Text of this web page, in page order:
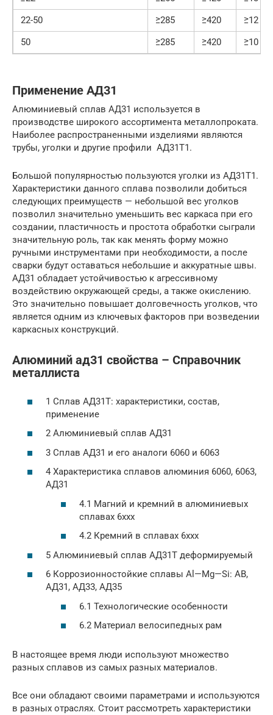
22-50
≥285 ≥420
≥12
50
≥285 ≥420 ≥10
Применение АД31
Алюминиевый сплав АД31 используется в
производстве широкого ассортимента металлопроката.
Наиболее распространенными изделиями являются
трубы, уголки и другие профили АД31Т1.
Большой популярностью пользуются уголки из АД31Т1.
Характеристики данного сплава позволили добиться
следующих преимуществ — небольшой вес уголков
позволил значительно уменьшить вес каркаса при его
создании, пластичность и простота обработки сыграли
значительную роль, так как менять форму можно
ручными инструментами при необходимости, а после
сварки будут оставаться небольшие и аккуратные швы.
АД31 обладает устойчивостью к агрессивному
воздействию окружающей среды, а также окислению.
Это значительно повышает долговечность уголков, что
является одним из ключевых факторов при возведении
каркасных конструкций.
Алюминий ад31 свойства – Справочник
металлиста
1 Сплав АД31Т: характеристики, состав,
применение
2 Алюминиевый сплав АД31
3 Сплав АД31 и его аналоги 6060 и 6063
4 Характеристика сплавов алюминия 6060, 6063,
АД31
4.1 Магний и кремний в алюминиевых
сплавах 6ххх
4.2 Кремний в сплавах 6ххх
5 Алюминиевый сплав АД31Т деформируемый
6 Коррозионностойкие сплавы Al—Mg—Si: АВ,
АД31, АД33, АД35
6.1 Технологические особенности
6.2 Материал велосипедных рам
В настоящее время люди используют множество
разных сплавов из самых разных материалов.
Все они обладают своими параметрами и используются
в разных отраслях. Стоит рассмотреть характеристики